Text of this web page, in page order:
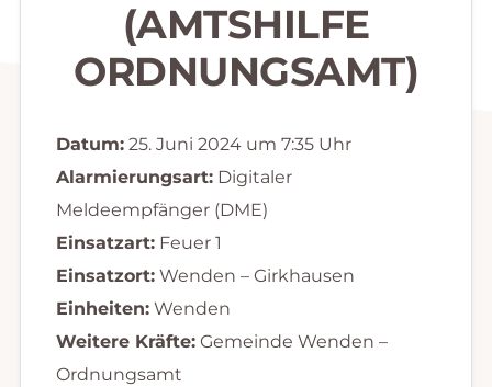
(AMTSHILFE
ORDNUNGSAMT)
Datum:25. Juni 2024 um 7:35 Uhr
Alarmierungsart:Digitaler
Meldeempfänger (DME)
Einsatzart:Feuer 1
Einsatzort:Wenden – Girkhausen
Einheiten:Wenden
Weitere Kräfte:Gemeinde Wenden –
Ordnungsamt